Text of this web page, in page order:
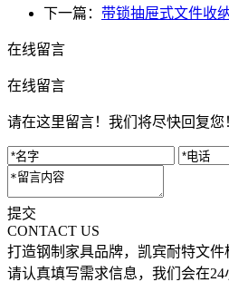
下一篇： 带锁抽屉式文件收
在线留言
在线留言
请在这里留言！我们将尽快回复您
提交
CONTACT US
打造钢制家具品牌，凯宾耐特文件
请认真填写需求信息，我们会在